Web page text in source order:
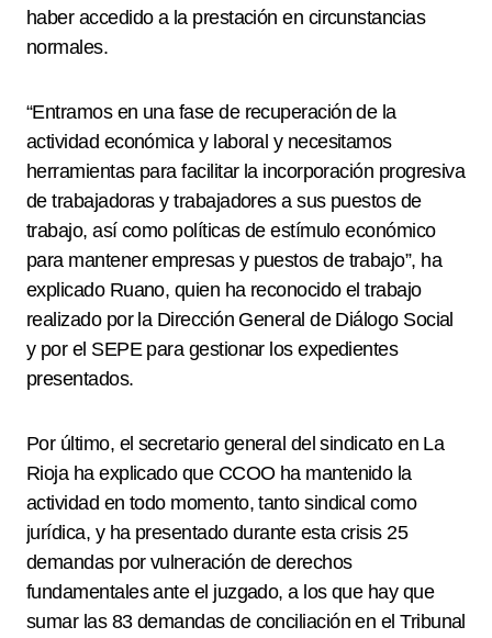
haber accedido a la prestación en circunstancias
normales.
“Entramos en una fase de recuperación de la
actividad económica y laboral y necesitamos
herramientas para facilitar la incorporación progresiva
de trabajadoras y trabajadores a sus puestos de
trabajo, así como políticas de estímulo económico
para mantener empresas y puestos de trabajo”, ha
explicado Ruano, quien ha reconocido el trabajo
realizado por la Dirección General de Diálogo Social
y por el SEPE para gestionar los expedientes
presentados.
Por último, el secretario general del sindicato en La
Rioja ha explicado que CCOO ha mantenido la
actividad en todo momento, tanto sindical como
jurídica, y ha presentado durante esta crisis 25
demandas por vulneración de derechos
fundamentales ante el juzgado, a los que hay que
sumar las 83 demandas de conciliación en el Tribunal